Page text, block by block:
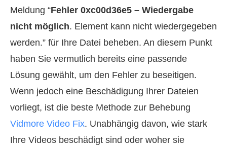
Meldung “Fehler 0xc00d36e5 – Wiedergabe
nicht möglich. Element kann nicht wiedergegeben
werden.” für Ihre Datei beheben. An diesem Punkt
haben Sie vermutlich bereits eine passende
Lösung gewählt, um den Fehler zu beseitigen.
Wenn jedoch eine Beschädigung Ihrer Dateien
vorliegt, ist die beste Methode zur Behebung
Vidmore Video Fix. Unabhängig davon, wie stark
Ihre Videos beschädigt sind oder woher sie